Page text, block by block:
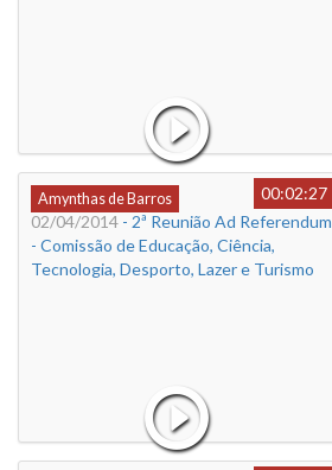
Amynthas de Barros
00:02:27
02/04/2014 - 2ª Reunião Ad Referendum
- Comissão de Educação, Ciência,
Tecnologia, Desporto, Lazer e Turismo